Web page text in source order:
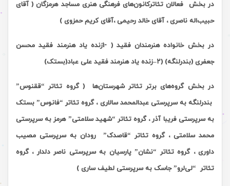
در بخش
فعالان تئاترکانون‌های فرهنگی هنری مساجد هرمزگان ( آقای
حبیب‌اله ناصری ، آقای خالد رحیمی ،آقای کریم حمزوی )
در بخش خانواده هنرمندان فقید ( 1-زنده یاد هنرمند فقید محسن
جعفری (بندرلنگه) (۲–زنده یاد هنرمند فقید علی عباد(بستک)
در بخش گروه‌های برتر تئاتر شهرستان‌ها
( گروه تئاتر “ققنوس”
بندرلنگه به سرپرستی عبدالمحمد سالاری ، گروه تئاتر “فانوس” بستک
به سرپرستی فریبا آذر ، گروه تئاتر “شهید سلامتی” هرمز به سرپرستی
محمد سلامتی ، گروه تئاتر “قاصدک” رودان به سرپرستی مصیب
داوری ، گروه تئاتر “نشان” پارسیان به سرپرستی ناصر دلدار ، گروه
تئاتر “لی‌لرو” جاسک به سرپرستی لطیف ساری )